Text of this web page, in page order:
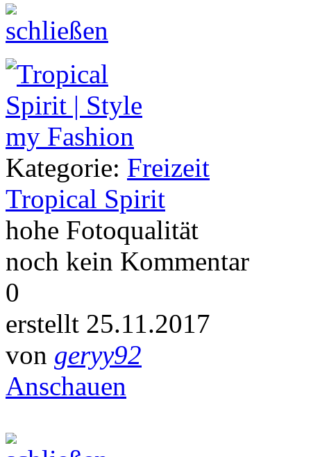
Kategorie: Freizeit
Tropical Spirit
hohe Fotoqualität
noch kein Kommentar
0
erstellt 25.11.2017
von geryy92
Anschauen